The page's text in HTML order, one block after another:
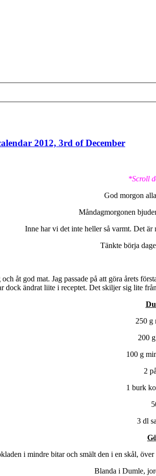
2012, 3rd of December
*Scroll
God morgon
Måndagmorgonen
Inne har vi det inte heller så varmt. Det
Tänkte börja
åt god mat. Jag passade på att göra årets
dock ändrat liite i receptet. Det skiljer sig lite
250 g
200
100 g
2
1 burk
3 dl
i mindre bitar och smält den i en skål,
Blanda i Dumle,